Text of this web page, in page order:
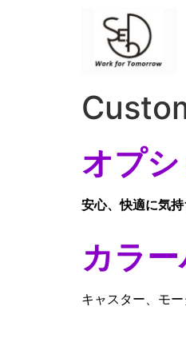
オプ
安心、快適に気
カラー
キャスター、モ